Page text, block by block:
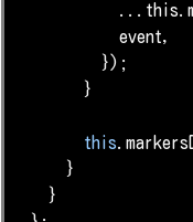
            event,
          });
        }
this
      }
    }